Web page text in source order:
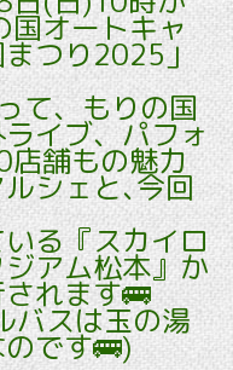
オートキャ
つり2025」
て、もりの国
イブ、パフォ
店舗もの魅力
シェと､今回
る『スカイロ
アム松本』か
れます🚌
バスは玉の湯
です🚌)